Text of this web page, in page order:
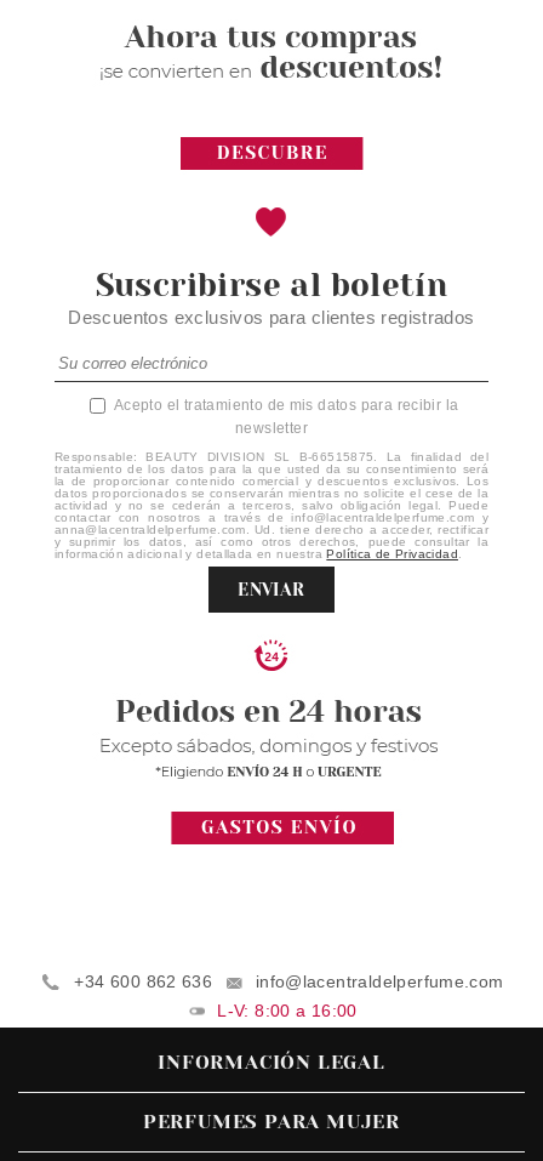
Suscribirse al boletín
Descuentos exclusivos para clientes registrados
Acepto el tratamiento de mis datos para recibir la
newsletter
Responsable: BEAUTY DIVISION SL B-66515875. La finalidad del
tratamiento de los datos para la que usted da su consentimiento será
la de proporcionar contenido comercial y descuentos exclusivos. Los
datos proporcionados se conservarán mientras no solicite el cese de la
actividad y no se cederán a terceros, salvo obligación legal. Puede
contactar con nosotros a través de info@lacentraldelperfume.com y
anna@lacentraldelperfume.com. Ud. tiene derecho a acceder, rectificar
y suprimir los datos, así como otros derechos, puede consultar la
información adicional y detallada en nuestraPolítica de Privacidad
ENVIAR
+34 600 862 636
info@lacentraldelperfume.com
L-V: 8:00 a 16:00
INFORMACIÓN LEGAL
PERFUMES PARA MUJER